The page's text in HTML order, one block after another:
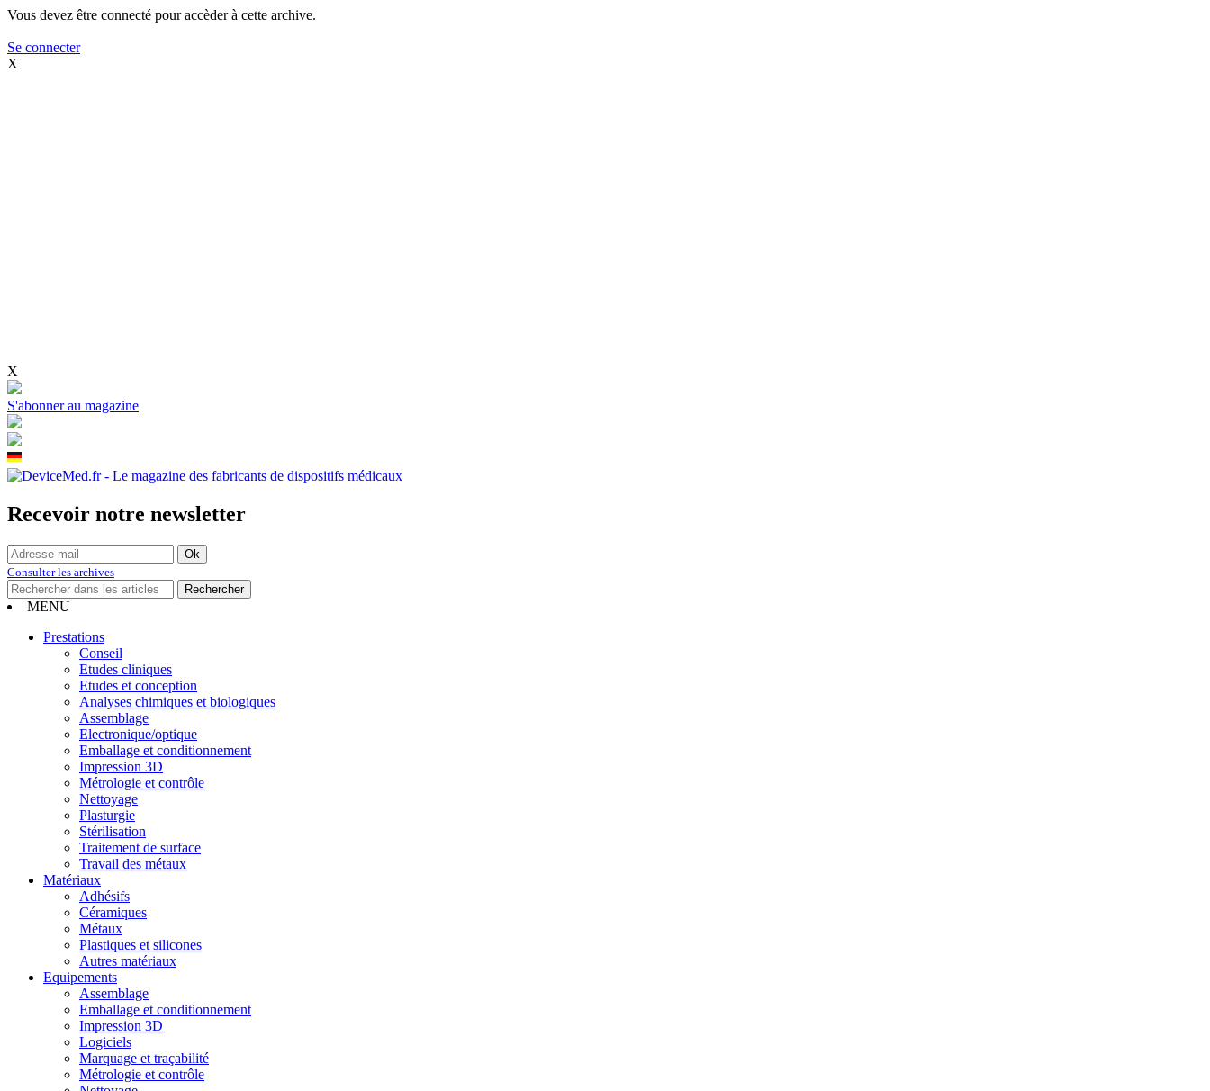
Vous devez être connecté pour accèder à cette archive.
Se connecter
X
X
S'abonner au magazine
Recevoir notre newsletter
Consulter les archives
MENU
Prestations
Conseil
Etudes cliniques
Etudes et conception
Analyses chimiques et biologiques
Assemblage
Electronique/optique
Emballage et conditionnement
Impression 3D
Métrologie et contrôle
Nettoyage
Plasturgie
Stérilisation
Traitement de surface
Travail des métaux
Matériaux
Adhésifs
Céramiques
Métaux
Plastiques et silicones
Autres matériaux
Equipements
Assemblage
Emballage et conditionnement
Impression 3D
Logiciels
Marquage et traçabilité
Métrologie et contrôle